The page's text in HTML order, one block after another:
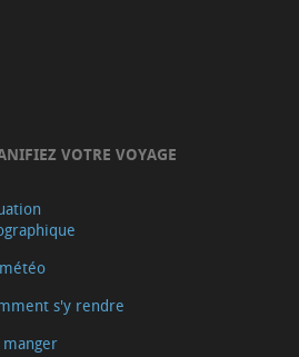
VOTRE VOYAGE
s'y rendre
manger